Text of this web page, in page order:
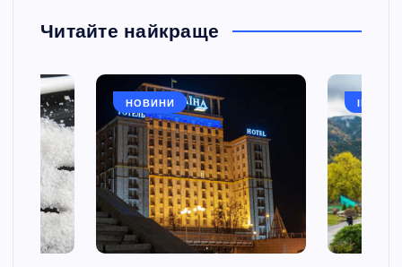
Читайте найкраще
НОВИНИ